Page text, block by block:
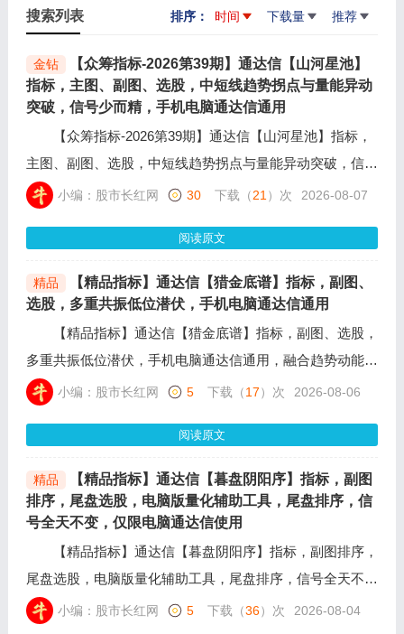
搜索列表 排序： 时间 下载量 推荐
金钻
【众筹指标-2026第39期】通达信【山河星池】
指标，主图、副图、选股，中短线趋势拐点与量能异动
突破，信号少而精，手机电脑通达信通用
【众筹指标-2026第39期】通达信【山河星池】指标，
主图、副图、选股，中短线趋势拐点与量能异动突破，信号
少而精，手机电脑通达信通用，主打蓄力洗盘后启动模式，
盘结束后的向上拐点机会。先识别底部反转、三连小阳蓄势
形态，再等待一轮洗盘确认，确认拐头向上才释放信号，过
滤短期爆炒过的品种。
小编：股市长红网 30 下载（21 ）次 2026-08-07
阅读原文
精品
【精品指标】通达信【猎金底谱】指标，副图、
选股，多重共振低位潜伏，手机电脑通达信通用
【精品指标】通达信【猎金底谱】指标，副图、选股，
多重共振低位潜伏，手机电脑通达信通用，融合趋势动能系
统，综合量价配合、低点结构、十字星形态、影线特征，叠
跌停等风险标的，净化抄底信号，降低误判概率。
小编：股市长红网 5 下载（17）次 2026-08-06
阅读原文
精品
【精品指标】通达信【暮盘阴阳序】指标，副图
排序，尾盘选股，电脑版量化辅助工具，尾盘排序，信
号全天不变，仅限电脑通达信使用
【精品指标】通达信【暮盘阴阳序】指标，副图排序，
尾盘选股，电脑版量化辅助工具，尾盘排序，信号全天不
变，仅限电脑通达信使用，在接近收盘时14:55分一键排
小编：股市长红网 5 下载（36）次 2026-08-04